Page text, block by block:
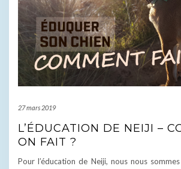
27 mars 2019
L’ÉDUCATION DE NEIJI –
ON FAIT ?
Pour l’éducation de Neiji, nous nous